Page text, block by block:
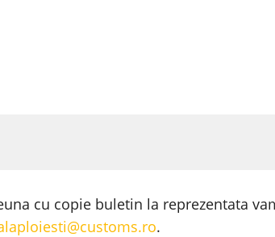
cu copie buletin la reprezentata
.